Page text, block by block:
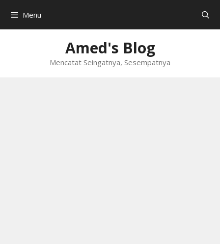
content
Menu
Amed's Blog
Mencatat Seingatnya, Sesempatnya